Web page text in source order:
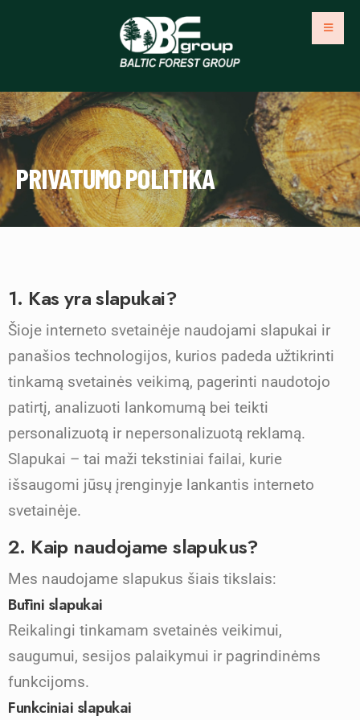
PRIVATUMO POLITIKA
1. Kas yra slapukai?
Šioje interneto svetainėje naudojami slapukai ir
panašios technologijos, kurios padeda užtikrinti
tinkamą svetainės veikimą, pagerinti naudotojo
patirtį, analizuoti lankomumą bei teikti
personalizuotą ir nepersonalizuotą reklamą.
Slapukai – tai maži tekstiniai failai, kurie
išsaugomi jūsų įrenginyje lankantis interneto
svetainėje.
2. Kaip naudojame slapukus?
Mes naudojame slapukus šiais tikslais:
Būtini slapukai
Reikalingi tinkamam svetainės veikimui,
saugumui, sesijos palaikymui ir pagrindinėms
funkcijoms.
Funkciniai slapukai